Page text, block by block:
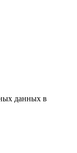
данных в